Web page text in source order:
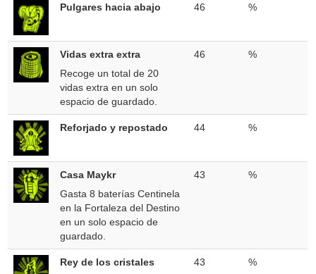
Pulgares hacia abajo 46 %
Vidas extra extra
Recoge un total de 20
vidas extra en un solo
espacio de guardado.
46 %
Reforjado y repostado 44 %
Casa Maykr
Gasta 8 baterías Centinela
en la Fortaleza del Destino
en un solo espacio de
guardado.
43 %
Rey de los cristales
43 %